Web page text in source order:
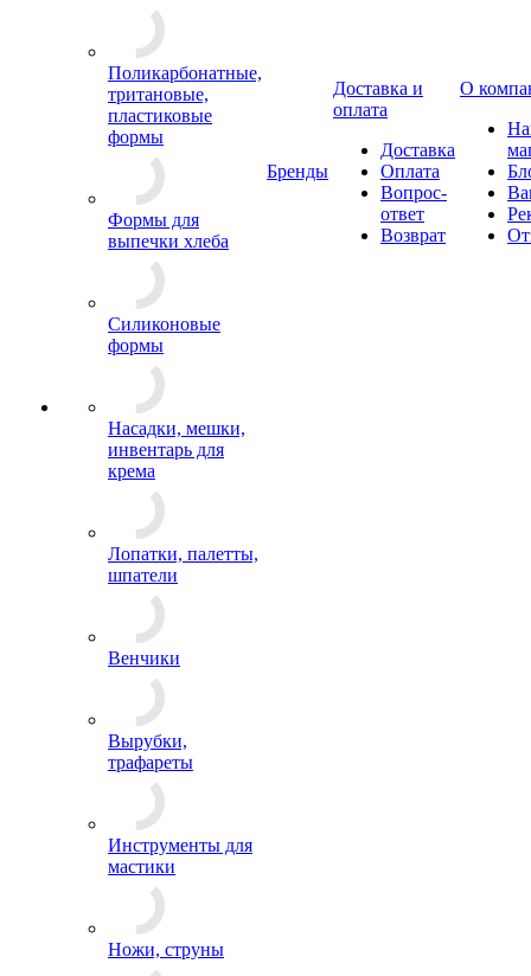
Поликарбонатные,
тритановые,
пластиковые
формы
Формы для
выпечки хлеба
Силиконовые
формы
Насадки, мешки,
инвентарь для
крема
Лопатки, палетты,
шпатели
Венчики
Вырубки,
трафареты
Инструменты для
мастики
Ножи, струны
Бренды
Доставка и
оплата
Доставка
Оплата
Вопрос-
ответ
Возврат
О